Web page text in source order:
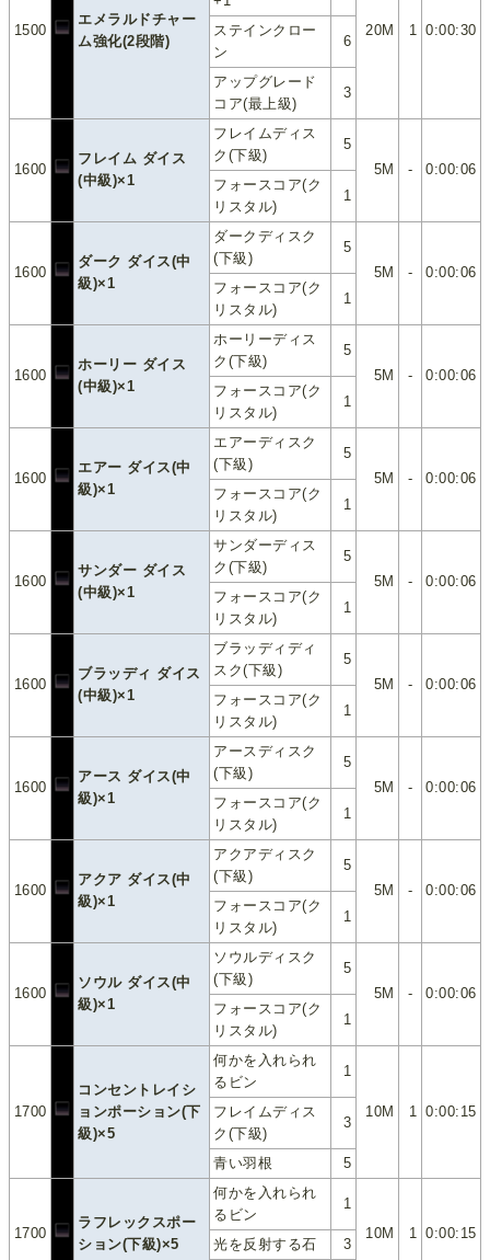
1500
エメラルドチャー
ム強化(2段階)
20M
1 0:00:30
ステインクロー
ン
6
アップグレード
コア(最上級)
3
1600
フレイム ダイス
(中級)×1
フレイムディス
ク(下級)
5
5M
-
0:00:06
フォースコア(ク
リスタル)
1
1600
ダーク ダイス(中
級)×1
ダークディスク
(下級)
5
5M
-
0:00:06
フォースコア(ク
リスタル)
1
1600
ホーリー ダイス
(中級)×1
ホーリーディス
ク(下級)
5
5M
-
0:00:06
フォースコア(ク
リスタル)
1
1600
エアー ダイス(中
級)×1
エアーディスク
(下級)
5
5M
-
0:00:06
フォースコア(ク
リスタル)
1
1600
サンダー ダイス
(中級)×1
サンダーディス
ク(下級)
5
5M
-
0:00:06
フォースコア(ク
リスタル)
1
1600
ブラッディ ダイス
(中級)×1
ブラッディディ
スク(下級)
5
5M
-
0:00:06
フォースコア(ク
リスタル)
1
1600
アース ダイス(中
級)×1
アースディスク
(下級)
5
5M
-
0:00:06
フォースコア(ク
リスタル)
1
1600
アクア ダイス(中
級)×1
アクアディスク
(下級)
5
5M
-
0:00:06
フォースコア(ク
リスタル)
1
1600
ソウル ダイス(中
級)×1
ソウルディスク
(下級)
5
5M
-
0:00:06
フォースコア(ク
リスタル)
1
1700
コンセントレイシ
ョンポーション(下
級)×5
何かを入れられ
るビン
1
10M 1 0:00:15
フレイムディス
ク(下級)
3
青い羽根 5
1700
ラフレックスポー
ション(下級)×5
何かを入れられ
るビン
1
10M
1 0:00:15
光を反射する石
3